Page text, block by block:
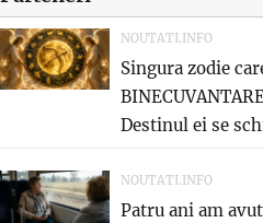
NOUTATI.INFO
Singura zodie
Destinul ei se
NOUTATI.INFO
Patru ani am